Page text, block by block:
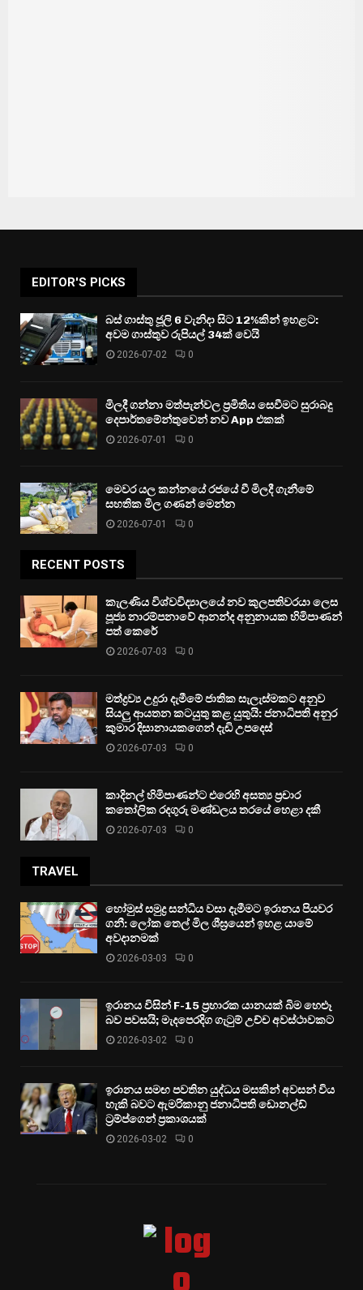
EDITOR'S PICKS
බස් ගාස්තු ජූලි 6 වැනිදා සිට 12%කින් ඉහළට:
අවම ගාස්තුව රුපියල් 34ක් වෙයි
2026-07-02 0
මිලදී ගන්නා මත්පැන්වල ප්‍රමිතිය සෙවීමට සුරාබදු
දෙපාර්තමේන්තුවෙන් නව App එකක්
2026-07-01 0
මෙවර යල කන්නයේ රජයේ වී මිලදී ගැනීමේ
සහතික මිල ගණන් මෙන්න
2026-07-01 0
RECENT POSTS
කැලණිය විශ්වවිද්‍යාලයේ නව කුලපතිවරයා ලෙස
පූජ්‍ය නාරම්පනාවේ ආනන්ද අනුනායක හිමිපාණන්
පත් කෙරේ
2026-07-03 0
මත්ද්‍රව්‍ය උදුරා දැමීමේ ජාතික සැලැස්මකට අනුව
සියලු ආයතන කටයුතු කළ යුතුයි: ජනාධිපති අනුර
කුමාර දිසානායකගෙන් දැඩි උපදෙස්
2026-07-03 0
කාදිනල් හිමිපාණන්ට එරෙහි අසත්‍ය ප්‍රචාර
කතෝලික රදගුරු මණ්ඩලය තරයේ හෙළා දකී
2026-07-03 0
TRAVEL
හෝමුස් සමුද්‍ර සන්ධිය වසා දැමීමට ඉරානය පියවර
ගනී: ලෝක තෙල් මිල ශීඝ්‍රයෙන් ඉහළ යාමේ
අවදානමක්
2026-03-03 0
ඉරානය විසින් F-15 ප්‍රහාරක යානයක් බිම හෙළූ
බව පවසයි; මැදපෙරදිග ගැටුම් උච්ච අවස්ථාවකට
2026-03-02 0
ඉරානය සමඟ පවතින යුද්ධය මසකින් අවසන් විය
හැකි බවට ඇමරිකානු ජනාධිපති ඩොනල්ඩ්
ට්‍රම්ප්ගෙන් ප්‍රකාශයක්
2026-03-02 0